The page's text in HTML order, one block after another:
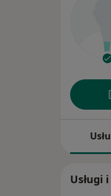
Usługi